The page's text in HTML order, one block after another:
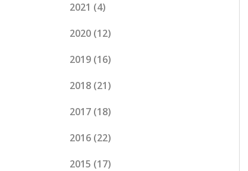
2021 (4)
2020 (12)
2019 (16)
2018 (21)
2017 (18)
2016 (22)
2015 (17)